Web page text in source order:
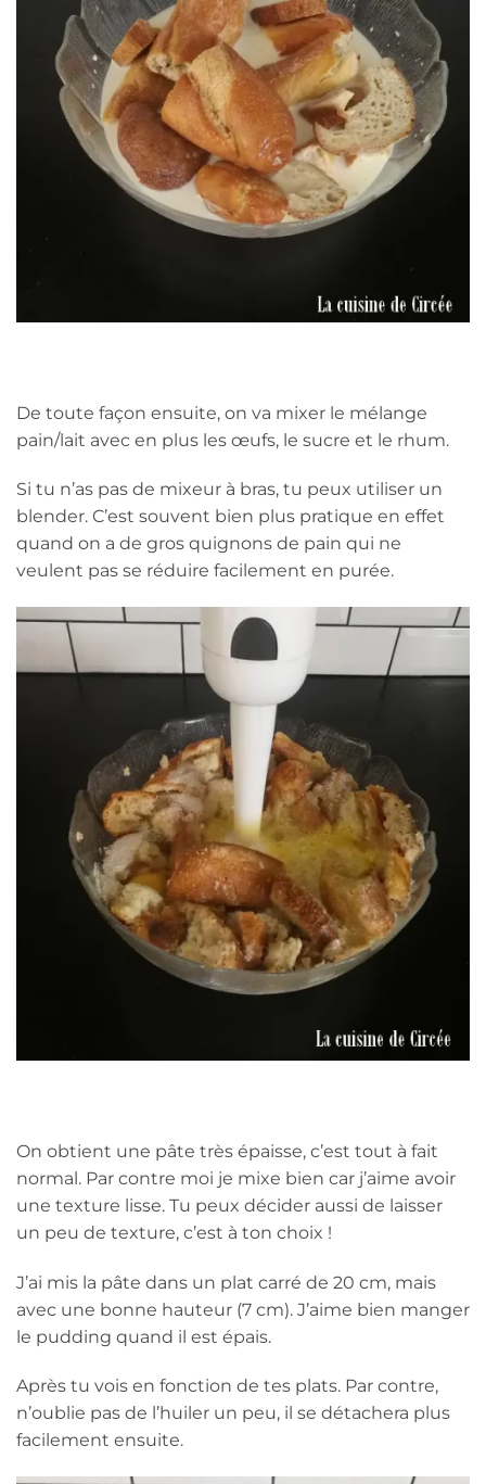
De toute façon ensuite, on va mixer le mélange
pain/lait avec en plus les œufs, le sucre et le rhum.
Si tu n’as pas de mixeur à bras, tu peux utiliser un
blender. C’est souvent bien plus pratique en effet
quand on a de gros quignons de pain qui ne
veulent pas se réduire facilement en purée.
On obtient une pâte très épaisse, c’est tout à fait
normal. Par contre moi je mixe bien car j’aime avoir
une texture lisse. Tu peux décider aussi de laisser
un peu de texture, c’est à ton choix !
J’ai mis la pâte dans un plat carré de 20 cm, mais
avec une bonne hauteur (7 cm). J’aime bien manger
le pudding quand il est épais.
Après tu vois en fonction de tes plats. Par contre,
n’oublie pas de l’huiler un peu, il se détachera plus
facilement ensuite.